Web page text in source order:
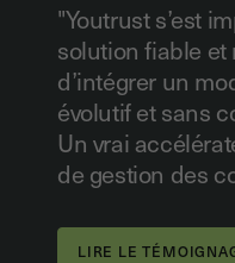
"Youtrust s’est
solution fiable
d’intégrer un
évolutif et sans
Un vrai
de gestion des
LIRE LE